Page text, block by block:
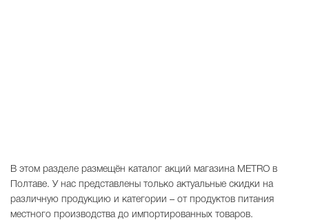
В этом разделе размещён каталог акций магазина METRO в
Полтаве. У нас представлены только актуальные скидки на
различную продукцию и категории – от продуктов питания
местного производства до импортированных товаров.